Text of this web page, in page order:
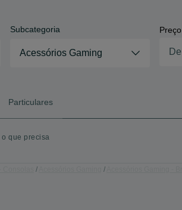
Subcategoria
Acessórios Gaming
Preço
Particulares
que precisa